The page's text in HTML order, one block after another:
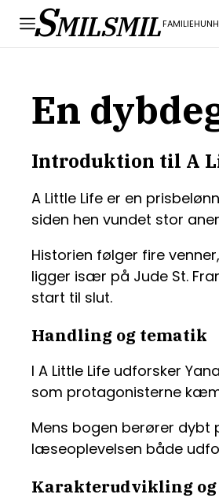
SMILSMILFAMILIEHUN
En
Introduktion til A
A Little Life er en
siden hen vundet stor
Historien følger fire
ligger især på Jude St.
start til slut.
Handling og tematik
I A Little Life udforsker
som protagonisterne
Mens bogen berører
læseoplevelsen både
Karakterudvikling